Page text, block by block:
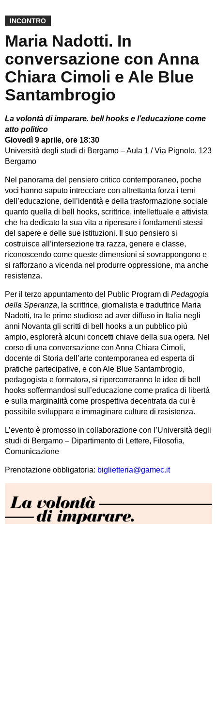
INCONTRO
Maria Nadotti. In
conversazione con Anna
Chiara Cimoli e Ale Blue
Santambrogio
La volontà di imparare. bell hooks e l’educazione come
atto politico
Giovedì 9 aprile, ore 18:30
Università degli studi di Bergamo – Aula 1 / Via Pignolo, 123
Bergamo
Nel panorama del pensiero critico contemporaneo, poche
voci hanno saputo intrecciare con altrettanta forza i temi
dell’educazione, dell’identità e della trasformazione sociale
quanto quella di bell hooks, scrittrice, intellettuale e attivista
che ha dedicato la sua vita a ripensare i fondamenti stessi
del sapere e delle sue istituzioni. Il suo pensiero si
costruisce all’intersezione tra razza, genere e classe,
riconoscendo come queste dimensioni si sovrappongono e
si rafforzano a vicenda nel produrre oppressione, ma anche
resistenza.
Per il terzo appuntamento del Public Program di Pedagogia
della Speranza, la scrittrice, giornalista e traduttrice Maria
Nadotti, tra le prime studiose ad aver diffuso in Italia negli
anni Novanta gli scritti di bell hooks a un pubblico più
ampio, esplorerà alcuni concetti chiave della sua opera. Nel
corso di una conversazione con Anna Chiara Cimoli,
docente di Storia dell’arte contemporanea ed esperta di
pratiche partecipative, e con Ale Blue Santambrogio,
pedagogista e formatorə, si ripercorreranno le idee di bell
hooks soffermandosi sull’educazione come pratica di libertà
e sulla marginalità come prospettiva decentrata da cui è
possibile sviluppare e immaginare culture di resistenza.
L’evento è promosso in collaborazione con l’Università degli
studi di Bergamo – Dipartimento di Lettere, Filosofia,
Comunicazione
Prenotazione obbligatoria: biglietteria@gamec.it